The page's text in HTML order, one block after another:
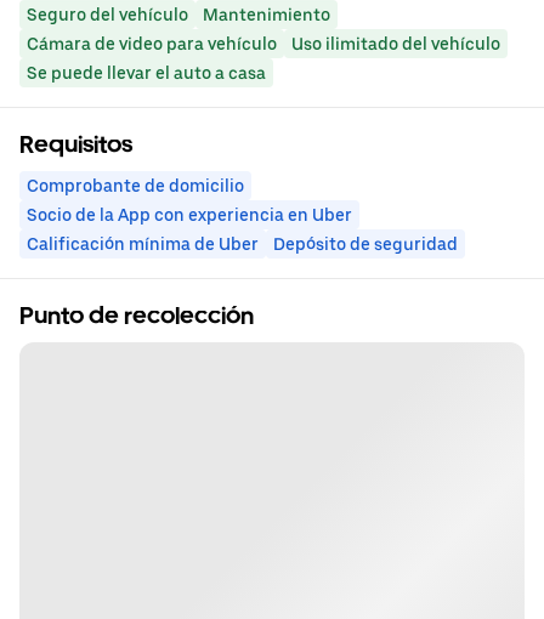
Seguro del vehículo
Mantenimiento
Cámara de video para vehículo
Uso ilimitado del vehículo
Se puede llevar el auto a casa
Requisitos
Comprobante de domicilio
Socio de la App con experiencia en Uber
Calificación mínima de Uber
Depósito de seguridad
Punto de recolección